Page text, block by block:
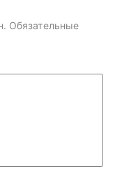
Обязательные